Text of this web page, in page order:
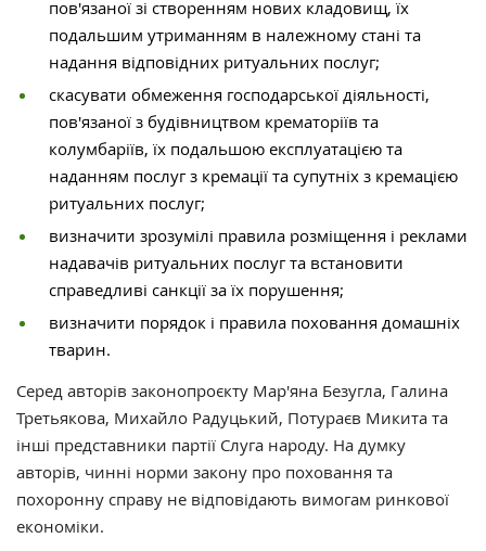
пов'язаної зі створенням нових кладовищ, їх
подальшим утриманням в належному стані та
надання відповідних ритуальних послуг;
скасувати обмеження господарської діяльності,
пов'язаної з будівництвом крематоріїв та
колумбаріїв, їх подальшою експлуатацією та
наданням послуг з кремації та супутніх з кремацією
ритуальних послуг;
визначити зрозумілі правила розміщення і реклами
надавачів ритуальних послуг та встановити
справедливі санкції за їх порушення;
визначити порядок і правила поховання домашніх
тварин.
Серед авторів законопроєкту Мар'яна Безугла, Галина
Третьякова, Михайло Радуцький, Потураєв Микита та
інші представники партії Слуга народу. На думку
авторів, чинні норми закону про поховання та
похоронну справу не відповідають вимогам ринкової
економіки.